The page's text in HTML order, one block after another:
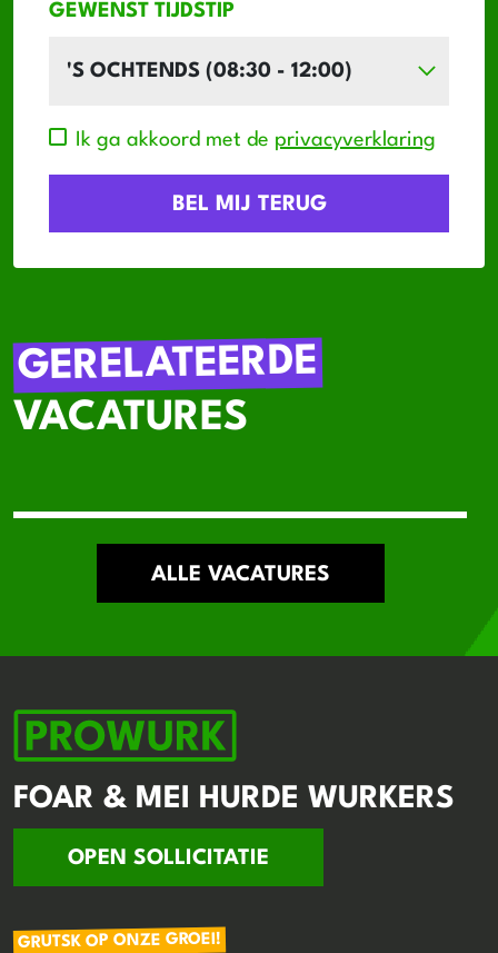
GEWENST TIJDSTIP
Ik ga akkoord met de privacyverklaring
GERELATEERDE
VACATURES
ALLE VACATURES
FOAR & MEI HURDE WURKERS
OPEN SOLLICITATIE
GRUTSK OP ONZE GROEI!